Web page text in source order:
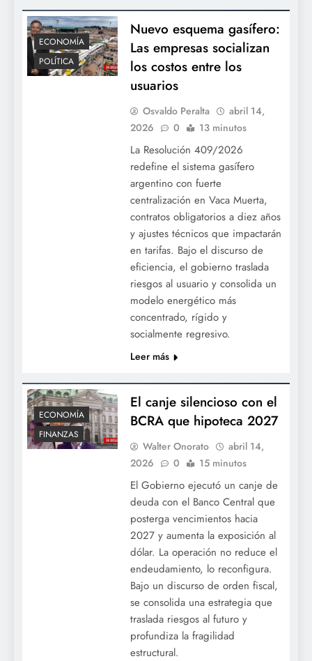
ECONOMÍA
POLÍTICA
Nuevo esquema gasífero:
Las empresas socializan
los costos entre los
usuarios
Osvaldo Peralta
abril 14,
2026
0 13 minutos
La Resolución 409/2026
redefine el sistema gasífero
argentino con fuerte
centralización en Vaca Muerta,
contratos obligatorios a diez años
y ajustes técnicos que impactarán
en tarifas. Bajo el discurso de
eficiencia, el gobierno traslada
riesgos al usuario y consolida un
modelo energético más
concentrado, rígido y
socialmente regresivo.
Leer más
ECONOMÍA
FINANZAS
El canje silencioso con el
BCRA que hipoteca 2027
Walter Onorato
abril 14,
2026
0 15 minutos
El Gobierno ejecutó un canje de
deuda con el Banco Central que
posterga vencimientos hacia
2027 y aumenta la exposición al
dólar. La operación no reduce el
endeudamiento, lo reconfigura.
Bajo un discurso de orden fiscal,
se consolida una estrategia que
traslada riesgos al futuro y
profundiza la fragilidad
estructural.